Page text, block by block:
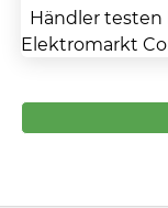
Händler testen
Elektromarkt
Markt-Saturn